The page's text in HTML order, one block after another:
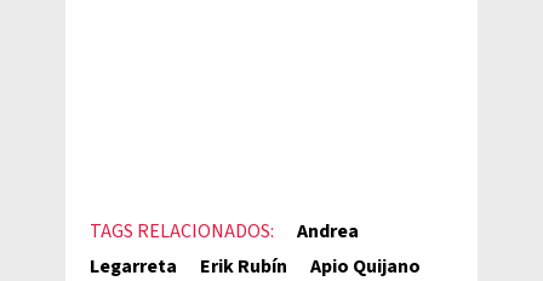
TAGS RELACIONADOS:
Andrea
Legarreta
Erik Rubín Apio Quijano